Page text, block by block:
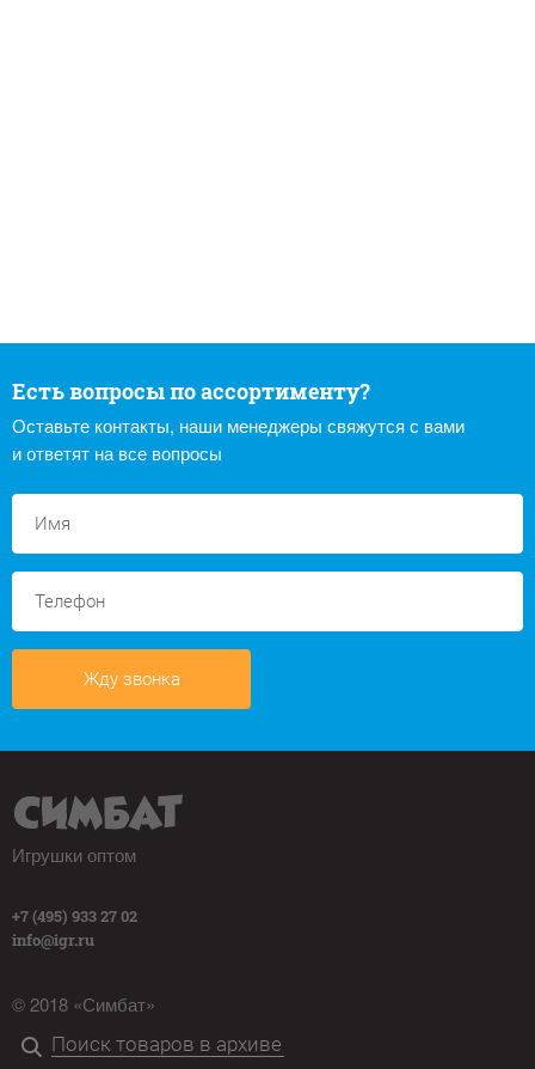
Есть вопросы по ассортименту?
Оставьте контакты, наши менеджеры свяжутся с вами
и ответят на все вопросы
Жду звонка
Игрушки оптом
+7 (495) 933 27 02
info@igr.ru
© 2018 «Симбат»